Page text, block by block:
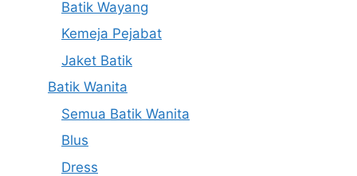
Batik Wayang
Kemeja Pejabat
Jaket Batik
Batik Wanita
Semua Batik Wanita
Blus
Dress